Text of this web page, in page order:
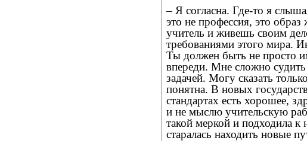
– Я согласна. Где-то я
это не профессия, это
учитель и живешь своим
требованиями этого мира.
Ты должен быть не просто
впереди. Мне сложно
задачей. Могу сказать
понятна. В новых
стандартах есть хорошее,
и не мыслю учительскую
такой меркой и подходила
старалась находить новые